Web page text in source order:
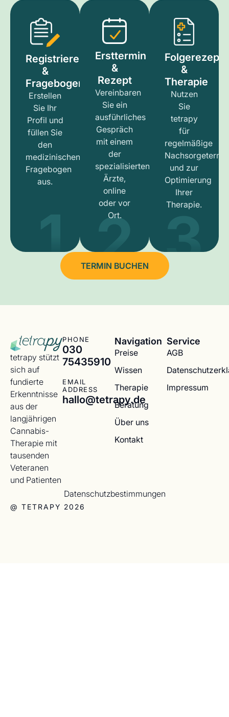
Registrieren
&
Fragebogen
Erstellen
Sie Ihr
Profil und
füllen Sie
den
medizinischen
Fragebogen
aus.
1
Ersttermin
&
Rezept
Vereinbaren
Sie ein
ausführliches
Gespräch
mit einem
der
spezialisierten
Ärzte,
online
oder vor
Ort.
2
Folgerezept
&
Therapie
Nutzen
Sie
tetrapy
für
regelmäßige
und zur
Optimierung
Ihrer
Therapie.
3
TERMIN BUCHEN
tetrapy stützt
sich auf
fundierte
Erkenntnisse
aus der
langjährigen
Cannabis-
Therapie mit
tausenden
Veteranen
und Patienten
PHONE
030
75435910
EMAIL
ADDRESS
hallo@tetrapy.de
Navigation
Preise
Wissen
Therapie
Beratung
Über uns
Kontakt
Service
AGB
Impressum
@ TETRAPY 2026
Datenschutzbestimmungen